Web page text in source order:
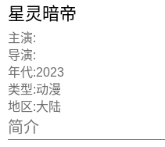
星灵暗帝
主演:
导演:
年代:2023
类型:动漫
地区:大陆
简介